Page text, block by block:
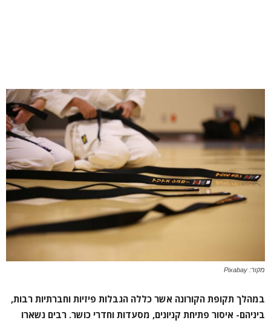
מקור: Pixabay
במהלך תקופת הקורונה אשר כללה הגבלות פיזיות וחברתיות רבות,
ביניהם- איסור פתיחת קניונים, מסעדות וחדרי כושר. רבים נשארו